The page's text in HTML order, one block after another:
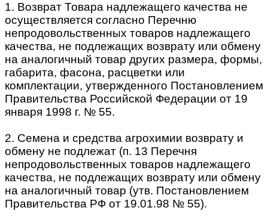
1. Возврат Товара надлежащего качества не
осуществляется согласно Перечню
непродовольственных товаров надлежащего
качества, не подлежащих возврату или обмену
на аналогичный товар других размера, формы,
габарита, фасона, расцветки или
комплектации, утвержденного Постановлением
Правительства Российской Федерации от 19
января 1998 г. № 55.
2. Семена и средства агрохимии возврату и
обмену не подлежат (п. 13 Перечня
непродовольственных товаров надлежащего
качества, не подлежащих возврату или обмену
на аналогичный товар (утв. Постановлением
Правительства РФ от 19.01.98 № 55).